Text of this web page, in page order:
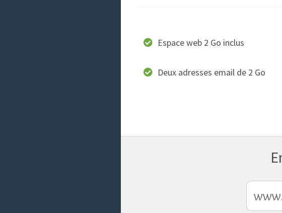
Espace web 2 Go inclus
Deux adresses email de 2 Go